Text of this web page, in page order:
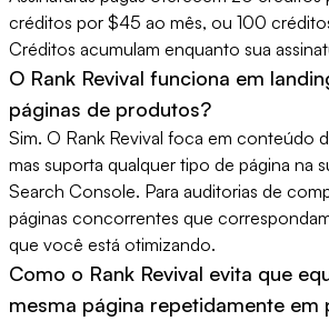
créditos por $45 ao mês, ou 100
Créditos acumulam enquanto sua
O Rank Revival funciona em
páginas de produtos?
Sim. O Rank Revival foca em conteúdo
mas suporta qualquer tipo de página na
Search Console. Para auditorias de
páginas concorrentes que
que você está otimizando.
Como o Rank Revival evita que
mesma página repetidamente em